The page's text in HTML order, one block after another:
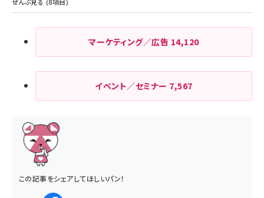
マーケティング／広告 14,120
イベント／セミナー 7,567
この記事をシェアしてほしいパン！